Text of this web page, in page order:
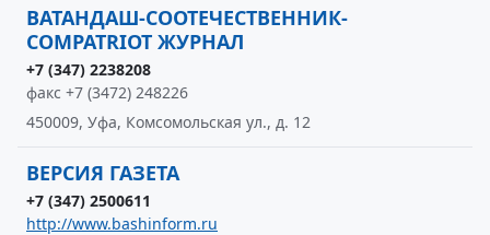
ВАТАНДАШ-СООТЕЧЕСТВЕННИК-
COMPATRIOT ЖУРНАЛ
+7 (347) 2238208
факс +7 (3472) 248226
450009, Уфа, Комсомольская ул., д. 12
ВЕРСИЯ ГАЗЕТА
+7 (347) 2500611
http://www.bashinform.ru